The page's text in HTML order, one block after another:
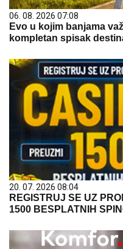
06. 08. 2026 07:08
Evo u kojim banjama
kompletan spisak
20. 07. 2026 08:04
REGISTRUJ SE UZ
1500 BESPLATNIH